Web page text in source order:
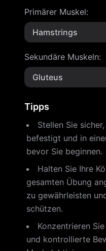
Primärer Muskel:
Hamstrings
Sekundäre Muskeln:
Gluteus
Tipps
Stellen Sie
befestigt und in
bevor Sie beginnen.
Halten Sie Ihre
gesamten Übung
zu gewährleisten
schützen.
Konzentrieren
und kontrollierte